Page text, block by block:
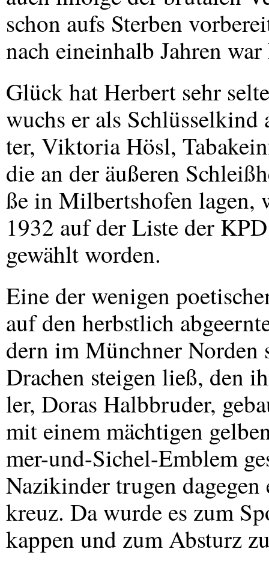
schon aufs Sterben
nach eineinhalb Jahren
Glück hat Herbert sehr
wuchs er als
ter, Viktoria Hösl,
die an der äußeren
ße in Milbertshofen lagen,
1932 auf der Liste der KPD
gewählt worden.
Eine der wenigen
auf den herbstlich
dern im Münchner Norden
Drachen steigen ließ, den
ler, Doras Halbbruder,
mit einem mächtigen
mer-und-Sichel-Emblem
Nazikinder trugen
kreuz. Da wurde es zum
kappen und zum Absturz